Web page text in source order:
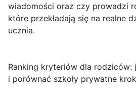
wiadomości oraz czy prowadzi
które przekładają się na realne
ucznia.
Ranking kryteriów dla
i porównać szkoły prywatne